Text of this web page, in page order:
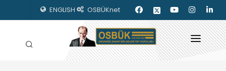
ENGLISH OSBÜKnet